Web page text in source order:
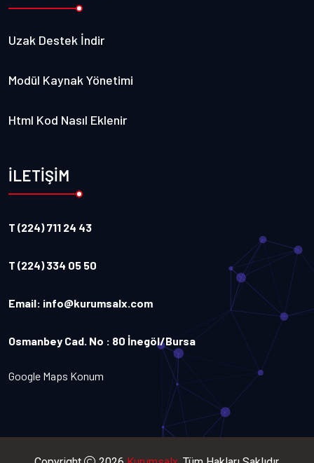
Uzak Destek İndir
Modül Kaynak Yönetimi
Html Kod Nasıl Eklenir
İLETİŞİM
T (224) 711 24 43
T (224) 334 05 50
Email: info@kurumsalx.com
Osmanbey Cad. No : 80 İnegöl/Bursa
Google Maps Konum